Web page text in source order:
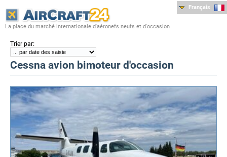
La place du marché internationale d'aéronefs neufs et d'occasion
Français
Trier par:
Cessna avion bimoteur d'occasion